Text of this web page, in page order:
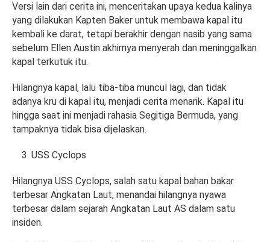
Versi lain dari cerita ini, menceritakan upaya kedua kalinya
yang dilakukan Kapten Baker untuk membawa kapal itu
kembali ke darat, tetapi berakhir dengan nasib yang sama
sebelum Ellen Austin akhirnya menyerah dan meninggalkan
kapal terkutuk itu.
Hilangnya kapal, lalu tiba-tiba muncul lagi, dan tidak
adanya kru di kapal itu, menjadi cerita menarik. Kapal itu
hingga saat ini menjadi rahasia Segitiga Bermuda, yang
tampaknya tidak bisa dijelaskan.
USS Cyclops
Hilangnya USS Cyclops, salah satu kapal bahan bakar
terbesar Angkatan Laut, menandai hilangnya nyawa
terbesar dalam sejarah Angkatan Laut AS dalam satu
insiden.